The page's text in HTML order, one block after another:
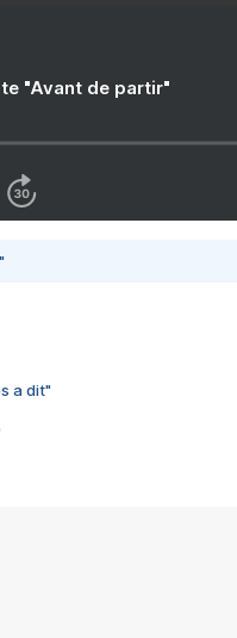
"Avant de partir"
a dit"